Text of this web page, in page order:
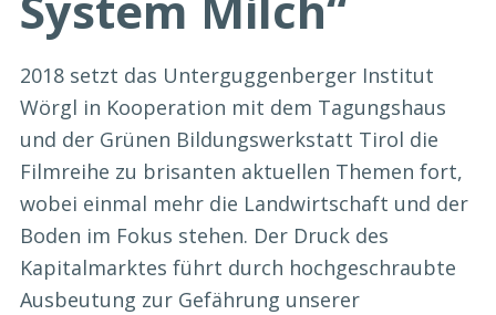
2018 setzt das Unterguggenberger Institut
Wörgl in Kooperation mit dem Tagungshaus
und der Grünen Bildungswerkstatt Tirol die
Filmreihe zu brisanten aktuellen Themen fort,
wobei einmal mehr die Landwirtschaft und der
Boden im Fokus stehen. Der Druck des
Kapitalmarktes führt durch hochgeschraubte
Ausbeutung zur Gefährung unserer